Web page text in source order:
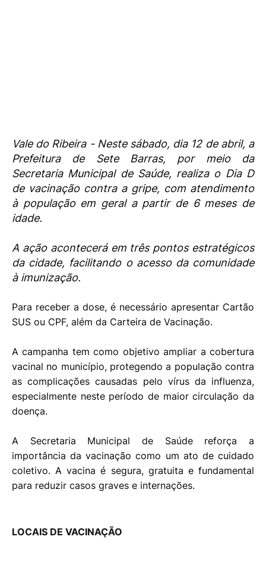
Vale do Ribeira - Neste sábado, dia 12 de abril, a
Prefeitura de Sete Barras, por meio da
Secretaria Municipal de Saúde, realiza o Dia D
de vacinação contra a gripe, com atendimento
à população em geral a partir de 6 meses de
idade.
A ação acontecerá em três pontos estratégicos
da cidade, facilitando o acesso da comunidade
à imunização.
Para receber a dose, é necessário apresentar Cartão
SUS ou CPF, além da Carteira de Vacinação.
A campanha tem como objetivo ampliar a cobertura
vacinal no município, protegendo a população contra
as complicações causadas pelo vírus da influenza,
especialmente neste período de maior circulação da
doença.
A Secretaria Municipal de Saúde reforça a
importância da vacinação como um ato de cuidado
coletivo. A vacina é segura, gratuita e fundamental
para reduzir casos graves e internações.
LOCAIS DE VACINAÇÃO